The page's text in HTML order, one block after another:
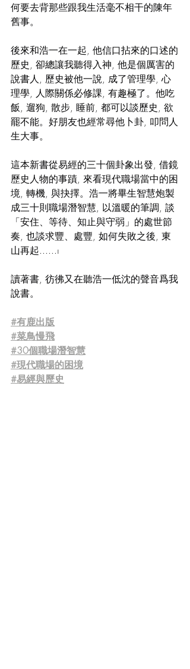
何要去背那些跟我生活毫不相干的陳年
舊事。
後來和浩一在一起, 他信口拈來的口述的
歷史, 卻總讓我聽得入神, 他是個厲害的
說書人, 歷史被他一說, 成了管理學, 心
理學, 人際關係必修課, 有趣極了。他吃
飯, 遛狗, 散步, 睡前, 都可以談歷史, 欲
罷不能。好朋友也經常尋他卜卦, 叩問人
生大事。
這本新書從易經的三十個卦象出發, 借鏡
歷史人物的事蹟, 來看現代職場當中的困
境, 轉機, 與抉擇。浩一將畢生智慧炮製
成三十則職場潛智慧, 以溫暖的筆調, 談
「安住、等待、知止與守弱」的處世節
奏, 也談求豐、處豐, 如何失敗之後, 東
山再起......ı
讀著書, 彷彿又在聽浩一低沈的聲音爲我
說書。
#有鹿出版
#菜鳥慢飛
#30個職場潛智慧
#現代職場的困境
#易經與歷史